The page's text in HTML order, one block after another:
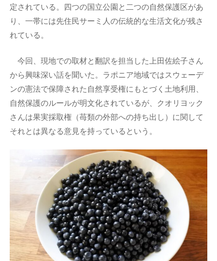
定されている。四つの国立公園と二つの自然保護区があ
り、一帯には先住民サーミ人の伝統的な生活文化が残さ
れている。
今回、現地での取材と翻訳を担当した上田佐絵子さん
から興味深い話を聞いた。ラポニア地域ではスウェーデ
ンの憲法で保障された自然享受権にもとづく土地利用、
自然保護のルールが明文化されているが、クオリヨック
さんは果実採取権（苺類の外部への持ち出し）に関して
それとは異なる意見を持っているという。